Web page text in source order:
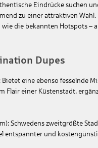
Eindrücke suchen
zu einer attraktiven
wie die bekannten Hotspots –
Dupes
Bietet eine ebenso fesselnde
Flair einer Küstenstadt,
Schwedens zweitgrößte
entspannter und